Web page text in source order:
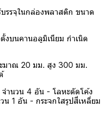
รรจุในกล่องพลาสติก ขนาด
งบนคานอลูมิเนียม กำเนิด
มาณ 20 มม. สูง 300 มม.
ำนวน 4 อัน - โลหะดัดโค้ง
1 อัน - กระจกใสรูปสี่เหลี่ยม